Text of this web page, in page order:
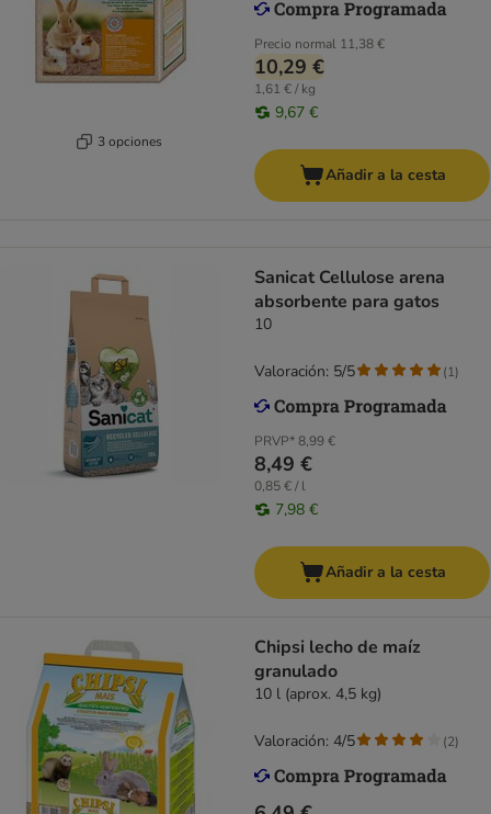
3 opciones
Precio normal 11,38 €
10,29 €
1,61 € / kg
9,67 €
Añadir a la cesta
Sanicat Cellulose arena
absorbente para gatos
10
PRVP*8,99 €
8,49 €
0,85 € / l
7,98 €
Valoración: 5/5 (1)
Añadir a la cesta
Chipsi lecho de maíz
granulado
10 l (aprox. 4,5 kg)
Valoración: 4/5 (2)